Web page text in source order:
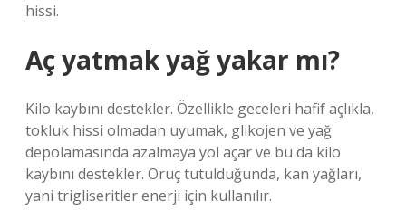
hissi.
Aç yatmak yağ yakar mı?
Kilo kaybını destekler. Özellikle geceleri hafif açlıkla,
tokluk hissi olmadan uyumak, glikojen ve yağ
depolamasında azalmaya yol açar ve bu da kilo
kaybını destekler. Oruç tutulduğunda, kan yağları,
yani trigliseritler enerji için kullanılır.